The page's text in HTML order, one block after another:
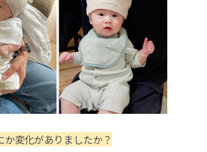
か変化がありましたか？